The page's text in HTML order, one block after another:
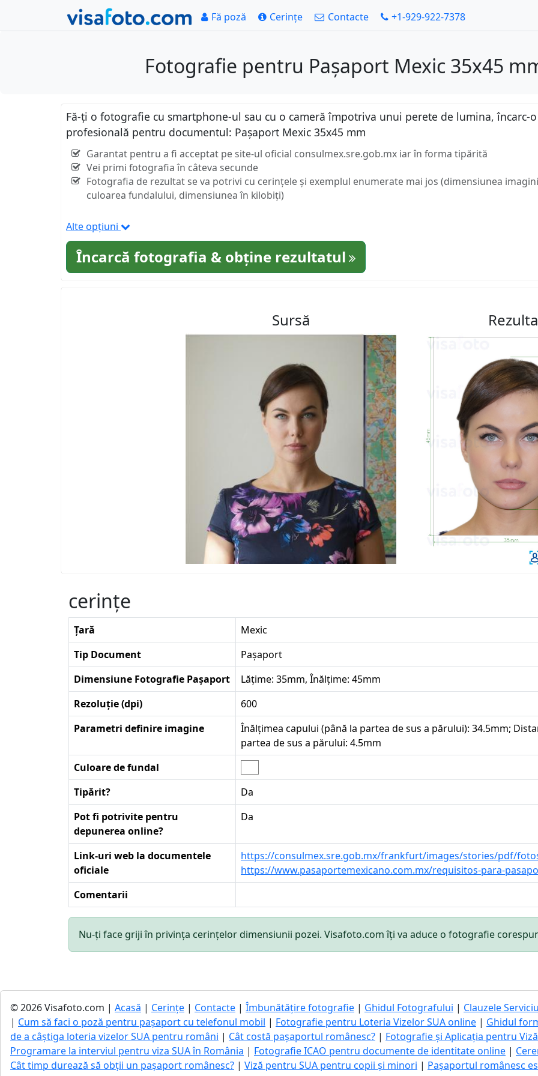
Fă poză Cerințe Contacte +1-929-922-7378
Fotografie pentru Pașaport Mexic 35x45
Fă-ți o fotografie cu smartphone-ul sau cu o cameră împotriva unui perete de lumina,
profesională pentru documentul: Pașaport Mexic 35x45 mm
Garantat pentru a fi acceptat pe site-ul oficial consulmex.sre.gob.mx iar în forma tipărită
Vei primi fotografia în câteva secunde
Fotografia de rezultat se va potrivi cu cerințele și exemplul enumerate mai jos (dimensiunea
culoarea fundalului, dimensiunea în kilobiți)
Alte opțiuni
Încarcă fotografia & obține rezultatul
Sursă
cerinţe
Țară
Mexic
Tip Document
Pașaport
Dimensiune Fotografie Pașaport
Lățime: 35mm, Înălțime: 45mm
Rezoluție (dpi)
600
Parametri definire imagine
Înălțimea capului (până la partea de sus a părului): 34.5mm;
partea de sus a părului: 4.5mm
Culoare de fundal
Tipărit?
Da
Pot fi potrivite pentru
depunerea online?
Da
Link-uri web la documentele
oficiale
https://consulmex.sre.gob.mx/frankfurt/images/stories/pdf/
https://www.pasaportemexicano.com.mx/requisitos-para-
Comentarii
Nu-ți face griji în privința cerințelor dimensiunii pozei. Visafoto.com îți va aduce o fotografie
© 2026 Visafoto.com | Acasă | Cerințe | Contacte | Îmbunătățire fotografie | Ghidul Fotografului | Clauzele
| Cum să faci o poză pentru pașaport cu telefonul mobil | Fotografie pentru Loteria Vizelor SUA online | Ghidul
de a câștiga loteria vizelor SUA pentru români | Cât costă pașaportul românesc? | Fotografie și Aplicația pentru
Programare la interviul pentru viza SUA în România | Fotografie ICAO pentru documente de identitate online |
Cât timp durează să obții un pașaport românesc? | Viză pentru SUA pentru copii și minori | Pașaportul românesc